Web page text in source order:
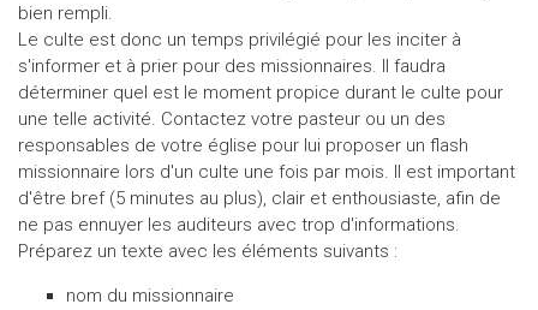
bien rempli.
Le culte est donc un temps privilégié pour les inciter à
s'informer et à prier pour des missionnaires. Il faudra
déterminer quel est le moment propice durant le culte pour
une telle activité. Contactez votre pasteur ou un des
responsables de votre église pour lui proposer un flash
missionnaire lors d'un culte une fois par mois. Il est important
d'être bref (5 minutes au plus), clair et enthousiaste, afin de
ne pas ennuyer les auditeurs avec trop d'informations.
Préparez un texte avec les éléments suivants :
nom du missionnaire